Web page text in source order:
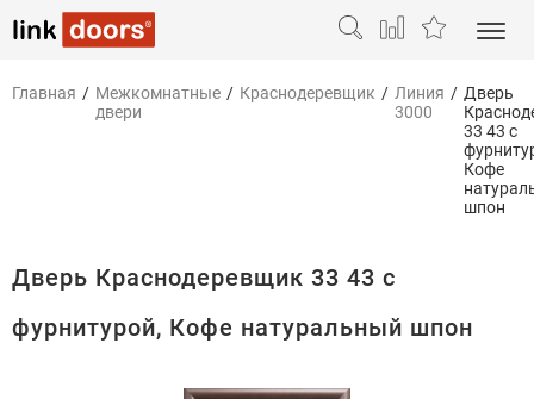
Главная / Межкомнатные
двери
/ Краснодеревщик / Линия
3000
/ Дверь
33 43 с
Кофе
шпон
Дверь Краснодеревщик 33 43 с
фурнитурой, Кофе натуральный шпон